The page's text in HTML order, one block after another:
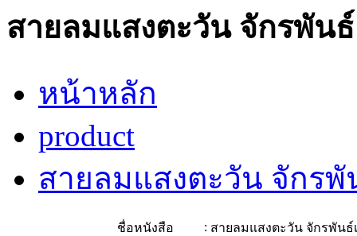
สายลมแสงตะวัน จักรพัน
หน้าหลัก
product
สายลมแสงตะวัน จักร
ชื่อหนังสือ : สายลมแสงตะวัน จักรพัน